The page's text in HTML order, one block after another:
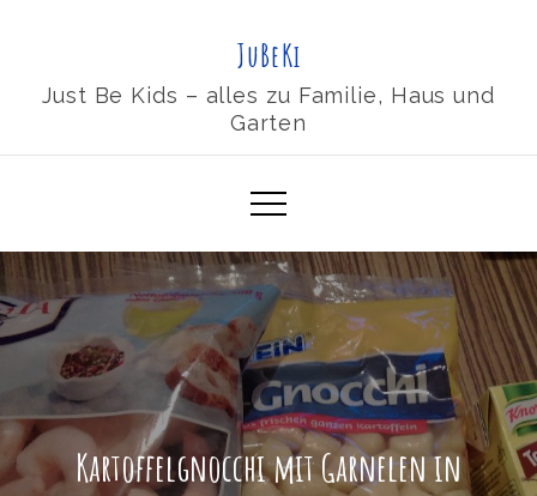
content
JuBeKi
Just Be Kids – alles zu Familie, Haus und
Garten
Kartoffelgnocchi mit Garnelen in